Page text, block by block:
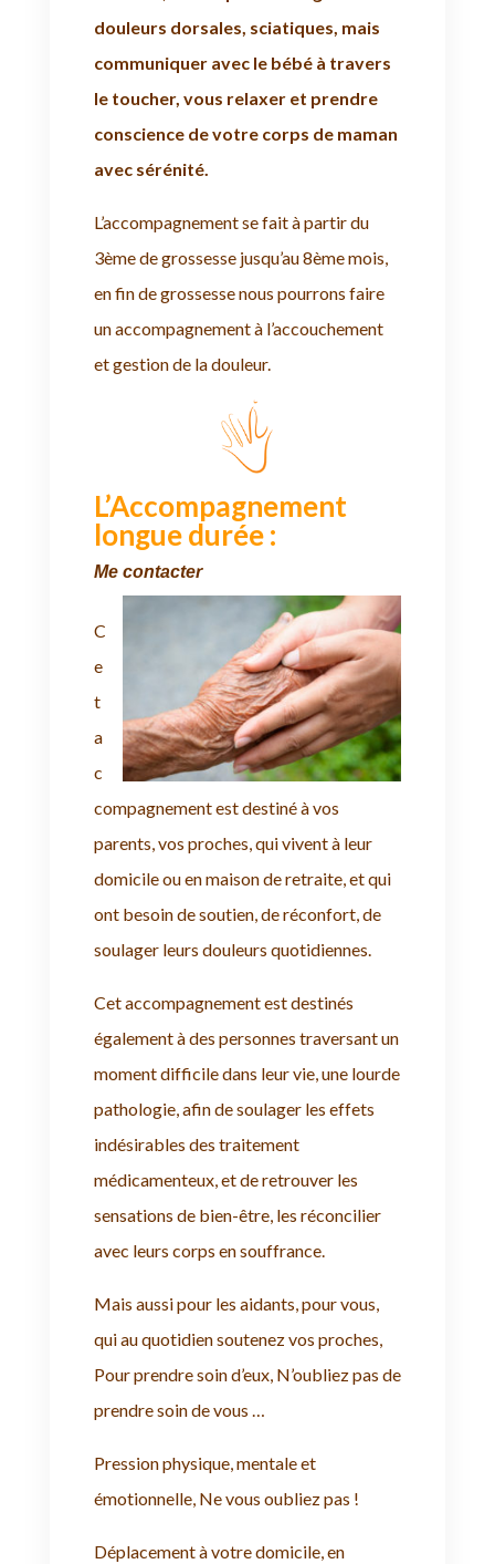
douleurs dorsales, sciatiques, mais
communiquer avec le bébé à travers
le toucher, vous relaxer et prendre
conscience de votre corps de maman
avec sérénité.
L’accompagnement se fait à partir du
3ème de grossesse jusqu’au 8ème mois,
en fin de grossesse nous pourrons faire
un accompagnement à l’accouchement
et gestion de la douleur.
L’Accompagnement
longue durée :
Me contacter
C
e
t
a
c
compagnement est destiné à vos
parents, vos proches, qui vivent à leur
domicile ou en maison de retraite, et qui
ont besoin de soutien, de réconfort, de
soulager leurs douleurs quotidiennes.
Cet accompagnement est destinés
également à des personnes traversant un
moment difficile dans leur vie, une lourde
pathologie, afin de soulager les effets
indésirables des traitement
médicamenteux, et de retrouver les
sensations de bien-être, les réconcilier
avec leurs corps en souffrance.
Mais aussi pour les aidants, pour vous,
qui au quotidien soutenez vos proches,
Pour prendre soin d’eux, N’oubliez pas de
prendre soin de vous …
Pression physique, mentale et
émotionnelle, Ne vous oubliez pas !
​Déplacement à votre domicile, en